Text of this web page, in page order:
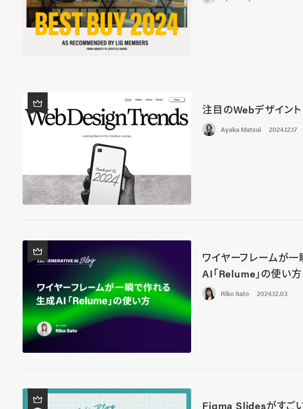
注目のWebデザイント
Ayaka Matsui 2024.12.17
ワイヤーフレームが
AI「Relume」の使い方
Riko Sato 2024.12.03
Figma Slidesがすご